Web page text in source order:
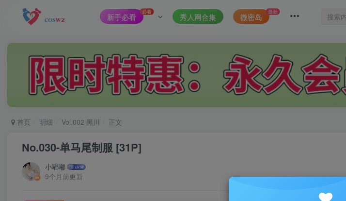
新手必看 必看 秀人网合集 微密岛 最新
首页 明细 Vol.002 黑川 正文
No.030-单马尾制服 [31P]
小嘟嘟
9个月前更新